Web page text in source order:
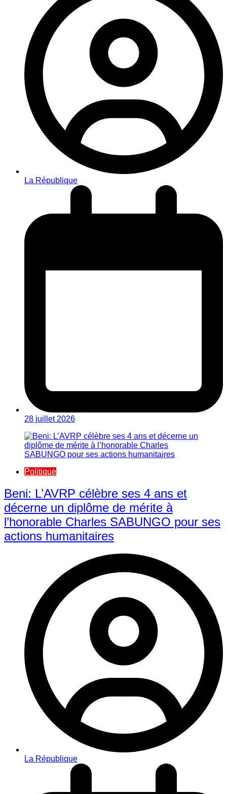
La République
28 juillet 2026
Politique
Beni: L’AVRP célèbre ses 4 ans et
décerne un diplôme de mérite à
l’honorable Charles SABUNGO pour ses
actions humanitaires
La République